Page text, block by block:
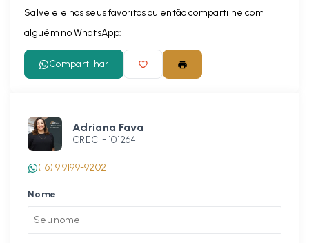
Salve ele nos seus favoritos ou então compartilhe com
alguém no WhatsApp:
Compartilhar
Adriana Fava
CRECI - 101264
(16) 9 9199-9202
Nome